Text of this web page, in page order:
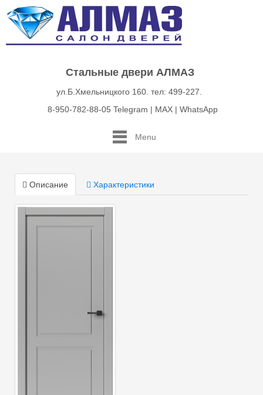
Стальные двери АЛМАЗ
ул.Б.Хмельницкого 160. тел: 499-227.
8-950-782-88-05 Telegram | MAX | WhatsApp
Menu
Описание Характеристики